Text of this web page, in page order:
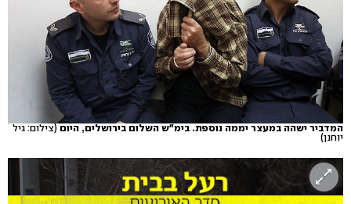
המדביר ישהה במעצר יממה נוספת. בימ"ש השלום בירושלים, היום(צילום: גיל
יוחנן)